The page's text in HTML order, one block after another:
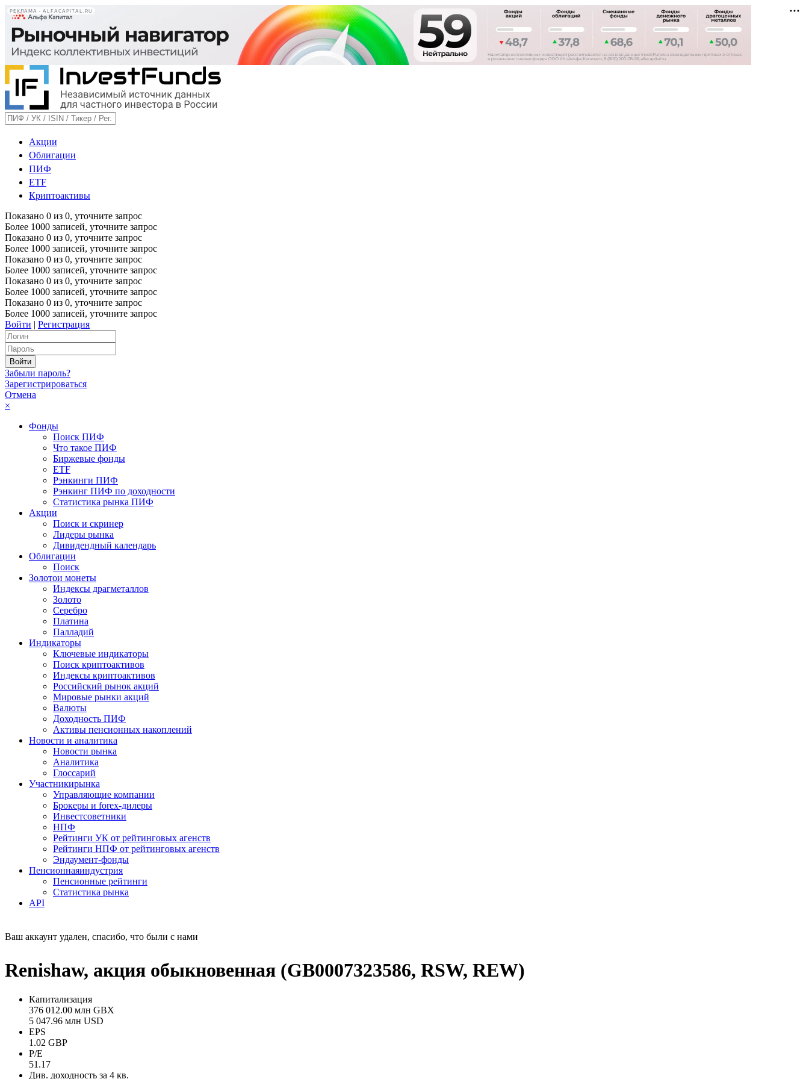
РЕКЛАМА • ALFACAPITAL.RU
Акции
Облигации
ПИФ
ETF
Криптоактивы
Показано 0 из 0, уточните запрос
Более 1000 записей, уточните запрос
Показано 0 из 0, уточните запрос
Более 1000 записей, уточните запрос
Показано 0 из 0, уточните запрос
Более 1000 записей, уточните запрос
Показано 0 из 0, уточните запрос
Более 1000 записей, уточните запрос
Показано 0 из 0, уточните запрос
Более 1000 записей, уточните запрос
Войти | Регистрация
Забыли пароль?
Зарегистрироваться
Отмена
×
Фонды
Поиск ПИФ
Что такое ПИФ
Биржевые фонды
ETF
Рэнкинги ПИФ
Рэнкинг ПИФ по доходности
Статистика рынка ПИФ
Акции
Поиск и скринер
Лидеры рынка
Дивидендный календарь
Облигации
Поиск
Золотои монеты
Индексы драгметаллов
Золото
Серебро
Платина
Палладий
Индикаторы
Ключевые индикаторы
Поиск криптоактивов
Индексы криптоактивов
Российский рынок акций
Мировые рынки акций
Валюты
Доходность ПИФ
Активы пенсионных накоплений
Новости и аналитика
Новости рынка
Аналитика
Глоссарий
Участникирынка
Управляющие компании
Брокеры и forex-дилеры
Инвестсоветники
НПФ
Рейтинги УК от рейтинговых агенств
Рейтинги НПФ от рейтинговых агенств
Эндаумент-фонды
Пенсионнаяиндустрия
Пенсионные рейтинги
Статистика рынка
API
Ваш аккаунт удален, спасибо, что были с нами
Renishaw, акция обыкновенная (GB0007323586, RSW, REW)
Капитализация
376 012.00 млн GBX
5 047.96 млн USD
EPS
1.02 GBP
P/E
51.17
Див. доходность за 4 кв.